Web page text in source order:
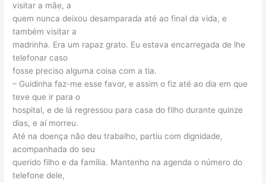
visitar a mãe, a
quem nunca deixou desamparada até ao final da vida, e
também visitar a
madrinha. Era um rapaz grato. Eu estava encarregada de lhe
telefonar caso
fosse preciso alguma coisa com a tia.
– Guidinha faz-me esse favor, e assim o fiz até ao dia em que
teve que ir para o
hospital, e de lá regressou para casa do filho durante quinze
dias, e aí morreu.
Até na doença não deu trabalho, partiu com dignidade,
acompanhada do seu
querido filho e da família. Mantenho na agenda o número do
telefone dele,